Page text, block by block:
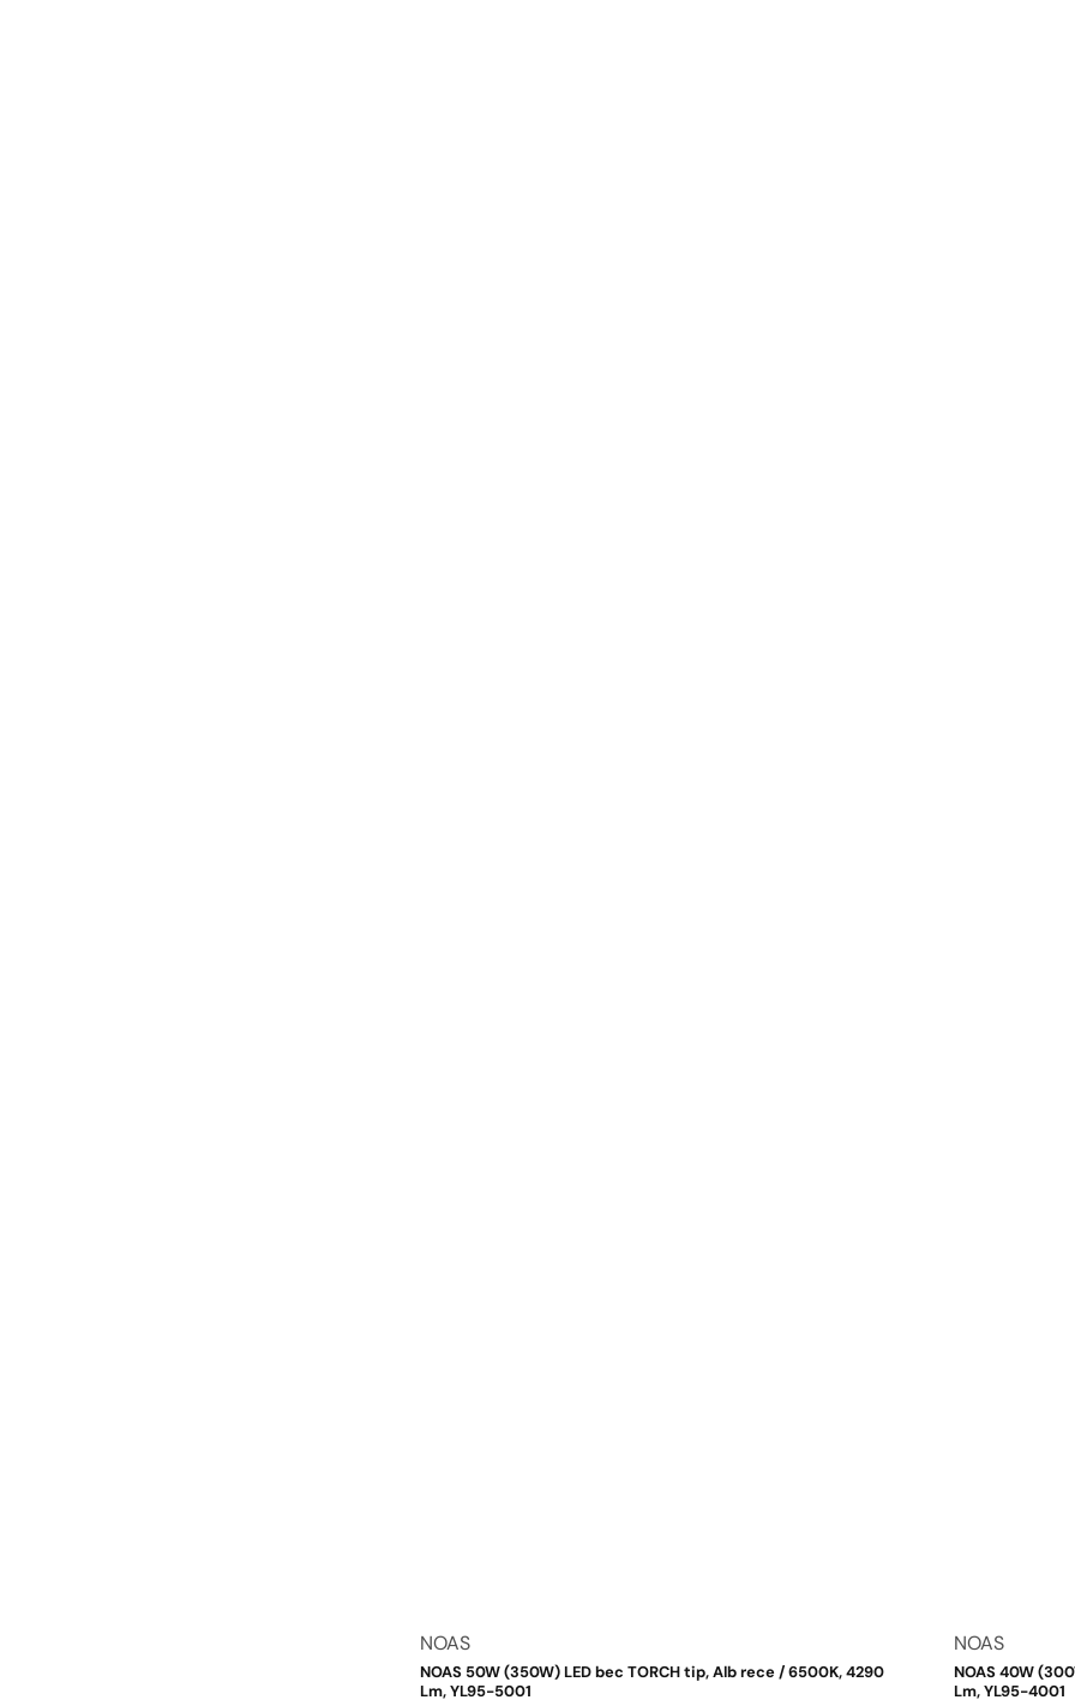
NOAS
NOAS 50W (350W) LED bec TORCH tip, Alb rece / 6500K, 4290
Lm, YL95-5001
NOAS
NOAS 40W
Lm, YL95-4001